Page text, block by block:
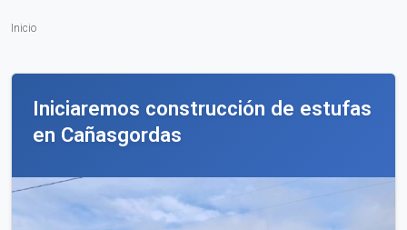
Inicio
Iniciaremos construcción de estufas
en Cañasgordas